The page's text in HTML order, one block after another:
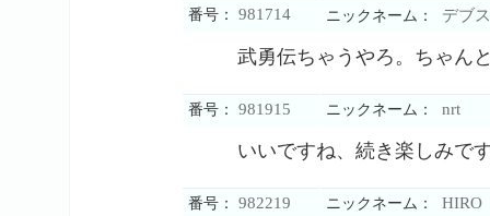
番号： 981714 ニックネーム： デブス
武勇伝ちゃうやろ。ちゃん
番号： 981915 ニックネーム： nrt
いいですね、続き楽しみで
番号： 982219 ニックネーム： HIRO